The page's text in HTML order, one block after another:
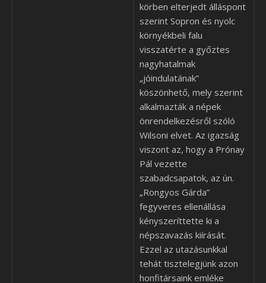
körben elterjedt álláspont
szerint Sopron és nyolc
környékbeli falu
visszatérte a győztes
nagyhatalmak
„jóindulatának”
köszönhető, mely szerint
alkalmazták a népek
önrendelkezésről szóló
Wilsoni elvet. Az igazság
viszont az, hogy a Prónay
Pál vezette
szabadcsapatok, az ún.
„Rongyos Gárda”
fegyveres ellenállása
kényszeríttette ki a
népszavazás kiírását.
Ezzel az utazásunkkal
tehát tisztelegjünk azon
honfitársaink emléke